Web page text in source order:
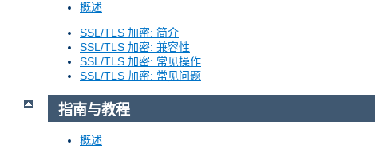
概述
SSL/TLS 加密: 简介
SSL/TLS 加密: 兼容性
SSL/TLS 加密: 常见操作
SSL/TLS 加密: 常见问题
指南与教程
概述